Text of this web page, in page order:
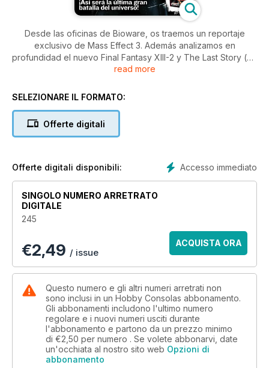
Desde las oficinas de Bioware, os traemos un reportaje
exclusivo de Mass Effect 3. Además analizamos en
profundidad el nuevo Final Fantasy XIII-2 y The Last Story (en
primicia). Primera impresión de todos los juegos que
sumplemento especial de Resident Evil Revelations, con
read more
SELEZIONARE IL FORMATO:
Offerte digitali
Accesso immediato
Offerte digitali disponibili:
SINGOLO NUMERO ARRETRATO
DIGITALE
245
€2,49 / issue
ACQUISTA ORA
Questo numero e gli altri numeri arretrati non
sono inclusi in un Hobby Consolas abbonamento.
Gli abbonamenti includono l'ultimo numero
regolare e i nuovi numeri usciti durante
l'abbonamento e partono da un prezzo minimo
di €2,50 per numero . Se volete abbonarvi, date
un'occhiata al nostro sito web Opzioni di
abbonamento